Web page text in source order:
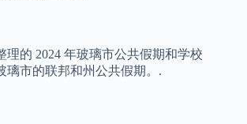
理的 2024 年玻璃市公共假期和学校
璃市的联邦和州公共假期。.